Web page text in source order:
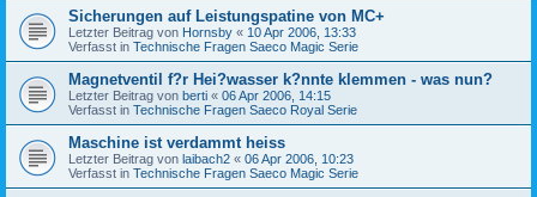
Sicherungen auf Leistungspatine von MC+
Letzter Beitrag von Hornsby « 10 Apr 2006, 13:33
Verfasst in Technische Fragen Saeco Magic Serie
Magnetventil f?r Hei?wasser k?nnte klemmen - was nun?
Letzter Beitrag von berti « 06 Apr 2006, 14:15
Verfasst in Technische Fragen Saeco Royal Serie
Maschine ist verdammt heiss
Letzter Beitrag von laibach2 « 06 Apr 2006, 10:23
Verfasst in Technische Fragen Saeco Magic Serie